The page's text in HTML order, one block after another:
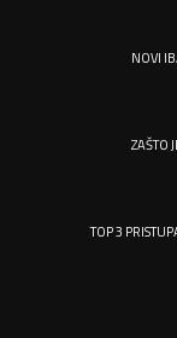
NOVI
ZAŠTO
TOP 3